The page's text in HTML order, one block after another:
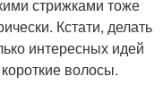
стрижками тоже
Кстати, делать
интересных идей
волосы.